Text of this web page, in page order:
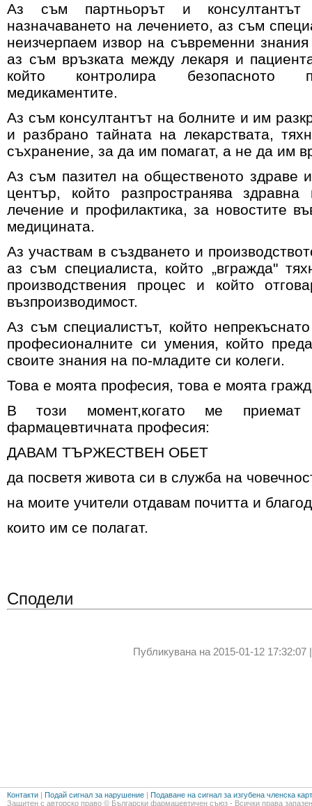
Аз съм партньорът и
назначаването на лечението, аз съм
неизчерпаем извор на съвременни знания
аз съм връзката между лекаря и
който контролира безопасното
медикаментите.
Аз съм консултантът на болните и им
и разбрано тайната на лекарствата,
съхранение, за да им помагат, а не да им
Аз съм пазител на общественото здраве
център, който разпространява
лечение и профилактика, за новостите
медицината.
Аз участвам в създването и
аз съм специалиста, който „вгражда"
производствения процес и който
възпроизводимост.
Аз съм специалистът, който
професионалните си умения, който
своите знания на по-младите си колеги.
Това е моята професия, това е моята
В този момент,когато ме
фармацевтичната професия:
ДАВАМ ТЪРЖЕСТВЕН ОБЕТ
да посветя живота си в служба на
на моите учители отдавам почитта и
които им се полагат.
Сподели
Публикувана на 2015-01-12 17:32:07
Контакти | Подай сигнал за нарушение | Подаване на сигнал за изгубена членска
Защитен с авторско право © Български фармацевтичен съюз - Всички права